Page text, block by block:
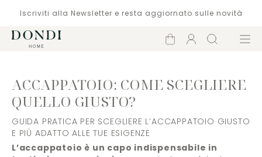
Iscriviti alla Newsletter e resta aggiornato sulle novità
Carrello
Account
Cerca Menù
ACCAPPATOIO: COME SCEGLIERE
QUELLO GIUSTO?
GUIDA PRATICA PER SCEGLIERE L’ACCAPPATOIO GIUSTO
E PIÙ ADATTO ALLE TUE ESIGENZE
L’accappatoio è un capo indispensabile in